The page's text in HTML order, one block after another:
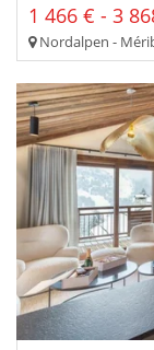
1 466 € - 3
Nordalpen -